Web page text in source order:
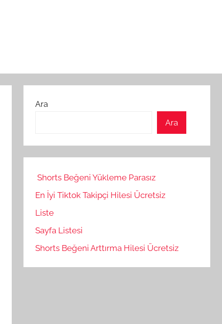
Ara
Ara
Shorts Beğeni Yükleme Parasız
En İyi Tiktok Takipçi Hilesi Ücretsiz
Liste
Sayfa Listesi
Shorts Beğeni Arttırma Hilesi Ücretsiz